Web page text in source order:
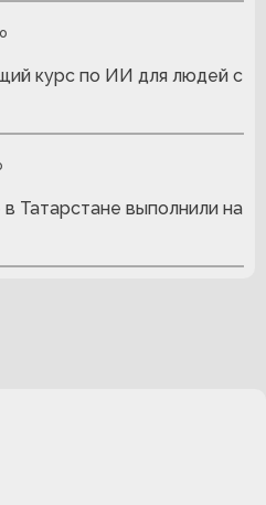
курс по ИИ для людей с
Татарстане выполнили на